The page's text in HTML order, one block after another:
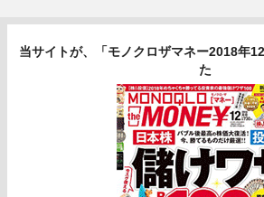
当サイトが、「モノクロザマネー2018年
た